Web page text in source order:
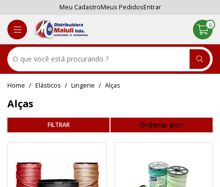
Meu CadastroMeus PedidosEntrar
0
Elásticos Lingerie Alças
Alças
Ordenar por: